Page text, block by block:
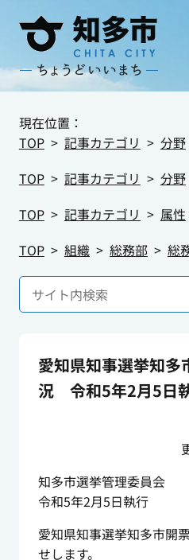
現在位置：
TOP
記事カテゴリ 分野
TOP
記事カテゴリ 分野
TOP
記事カテゴリ 属性
TOP
組織 総務部 総
愛知県知事選挙知多
況 令和5年2月5日
知多市選挙管理委員会
令和5年2月5日執行
愛知県知事選挙知多市開
せします。